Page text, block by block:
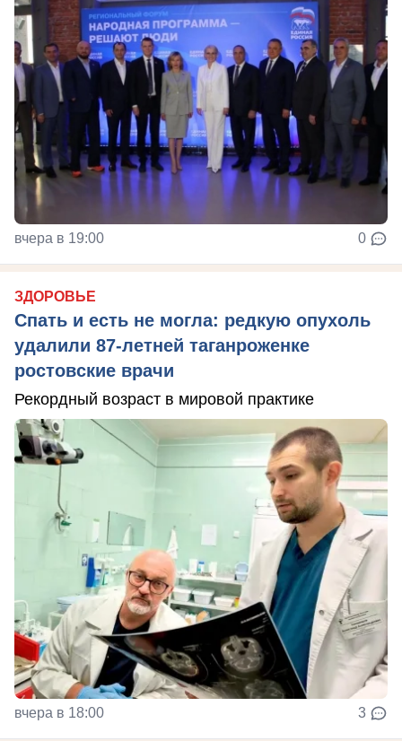
вчера в 19:00 0
ЗДОРОВЬЕ
Спать и есть не могла: редкую опухоль
удалили 87-летней таганроженке
ростовские врачи
Рекордный возраст в мировой практике
вчера в 18:00 3